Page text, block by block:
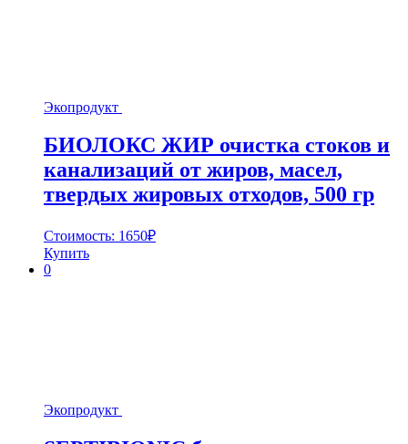
Экопродукт
БИОЛОКС ЖИР очистка стоков и
канализаций от жиров, масел,
твердых жировых отходов, 500 гр
Стоимость: 1650₽
Купить
0
Экопродукт